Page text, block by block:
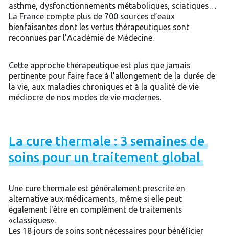
asthme, dysfonctionnements métaboliques, sciatiques…
La France compte plus de 700 sources d’eaux
bienfaisantes dont les vertus thérapeutiques sont
reconnues par l’Académie de Médecine.
Cette approche thérapeutique est plus que jamais
pertinente pour faire face à l’allongement de la durée de
la vie, aux maladies chroniques et à la qualité de vie
médiocre de nos modes de vie modernes.
Lacurethermale:3semainesde
soinspouruntraitementglobal
Une cure thermale est généralement prescrite en
alternative aux médicaments, même si elle peut
également l'être en complément de traitements
«classiques».
Les 18 jours de soins sont nécessaires pour bénéficier